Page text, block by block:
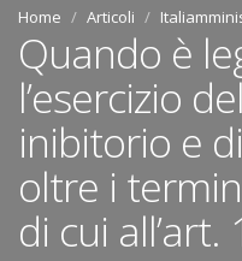
Home Articoli
Quando è
l’esercizio
inibitorio e
oltre i
di cui all’art.